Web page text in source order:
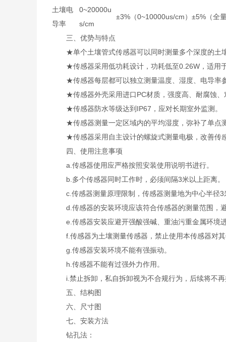
土壤电
导率
0~20000u
s/cm
±3%（0~10000us/cm）±5%（全
三、优势与特点
★单个土壤管式传感器可以同时测量多个深度的土
★传感器采用低功耗设计，功耗低至0.26W，适用
★传感器每层都可以独立测量温度、湿度、电导率
★传感器外壳采用进口PC材质，强度高、耐腐蚀、
★传感器防水等级达到IP67，应对长期室外监测。
★传感器测量一定区域内的平均湿度，弥补了单点
★传感器采用自主设计的螺旋式测量电极，改善传
四、使用注意事项
a.传感器使用应严格按照安装使用说明书进行。
b.多个传感器同时工作时，必须间隔3米以上距离。
c.传感器测量原理限制，传感器测量地为中心半径3
d.传感器的安装环境应该符合传感器的测量范围，
e.传感器安装应避开强酸强碱、重油污重金属环境
f.传感器为土壤测量传感器，禁止使用本传感器对其
g.传感器安装环境不能有强振动。
h.传感器不能有过强外力作用。
i.禁止拆卸，私自拆卸视为不合规行为，后续将不再
五、结构图
六、尺寸图
七、安装方法
钻孔法：